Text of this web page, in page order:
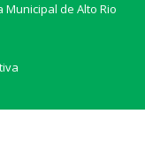
de Alto Rio